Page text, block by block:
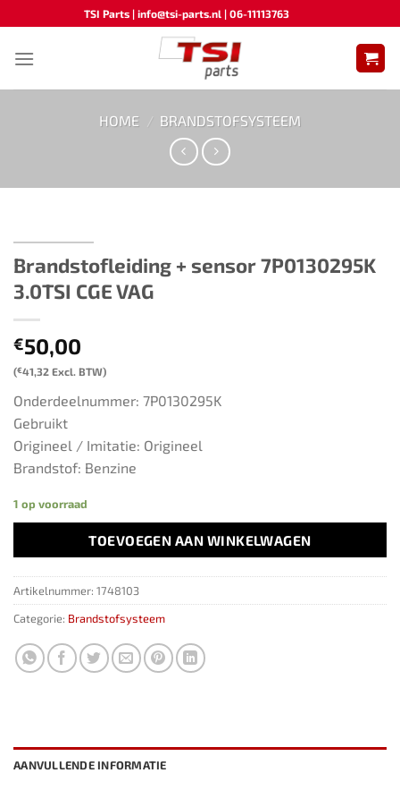
naar
inhoud
TSI Parts | info@tsi-parts.nl | 06-11113763
HOME / BRANDSTOFSYSTEEM
Brandstofleiding + sensor 7P0130295K
3.0TSI CGE VAG
€50,00
(€41,32 Excl. BTW)
Onderdeelnummer: 7P0130295K
Gebruikt
Origineel / Imitatie: Origineel
Brandstof: Benzine
1 op voorraad
TOEVOEGEN AAN WINKELWAGEN
Artikelnummer: 1748103
Categorie: Brandstofsysteem
AANVULLENDE INFORMATIE